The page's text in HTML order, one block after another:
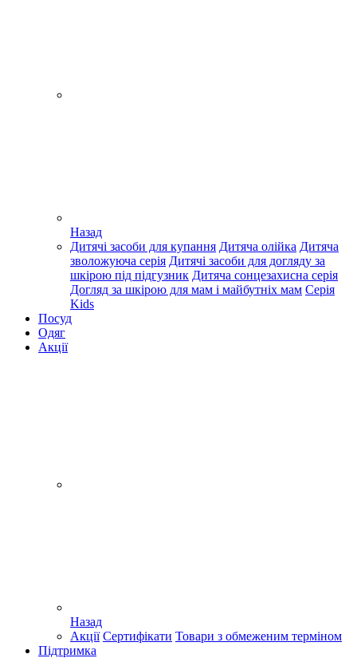
Назад
Дитячі засоби для купання Дитяча олійка Дитяча
зволожуюча серія Дитячі засоби для догляду за
шкірою під підгузник Дитяча сонцезахисна серія
Догляд за шкірою для мам і майбутніх мам Серія
Kids
Посуд
Одяг
Акції
Назад
Акції Сертифікати Товари з обмеженим терміном
Підтримка